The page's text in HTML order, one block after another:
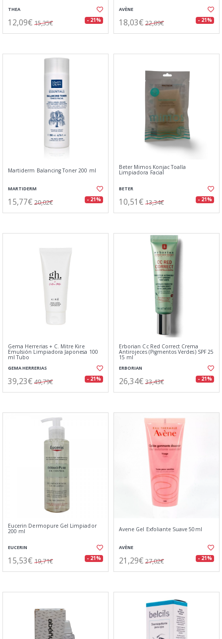
THEA
12,09€ 15,35€ - 21%
AVÈNE
18,03€ 22,89€ - 21%
Martiderm Balancing Toner 200 ml
MARTIDERM
15,77€ 20,02€ - 21%
Beter Mimos Konjac Toalla
Limpiadora Facial
BETER
10,51€ 13,34€ - 21%
Gema Herrerias + C. Mitre Kire
Emulsión Limpiadora Japonesa 100
ml Tubo
GEMA HERRERIAS
39,23€ 49,79€ - 21%
Erborian Cc Red Correct Crema
Antirojeces (Pigmentos Verdes) SPF 25
15 ml
ERBORIAN
26,34€ 33,43€ - 21%
Eucerin Dermopure Gel Limpiador
200 ml
EUCERIN
15,53€ 19,71€ - 21%
Avene Gel Exfoliante Suave 50ml
AVÈNE
21,29€ 27,02€ - 21%